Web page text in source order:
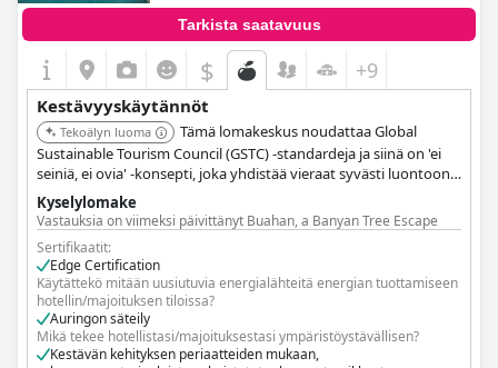
Tarkista saatavuus
$ +9
Kestävyyskäytännöt
Tekoälyn luoma
Tämä lomakeskus noudattaa Global
Sustainable Tourism Council (GSTC) -standardeja ja siinä on 'ei
seiniä, ei ovia' -konsepti, joka yhdistää vieraat syvästi luontoon.
Se on rakennettu kierrätetystä Ulin-puusta ja nopeasti
kasvavasta bambusta, välttäen raskaita koneita. Lomakeskus
toteuttaa nollahukka-, maatilalta pöytään -kulinaarista filosofiaa
nollakilometrin keittiöaloitteella.
Kyselylomake
Vastauksia on viimeksi päivittänyt Buahan, a Banyan Tree Escape
Sertifikaatit:
Edge Certification
Käytättekö mitään uusiutuvia energialähteitä energian tuottamiseen
hotellin/majoituksen tiloissa?
Auringon säteily
Mikä tekee hotellistasi/majoituksestasi ympäristöystävällisen?
Kestävän kehityksen periaatteiden mukaan,